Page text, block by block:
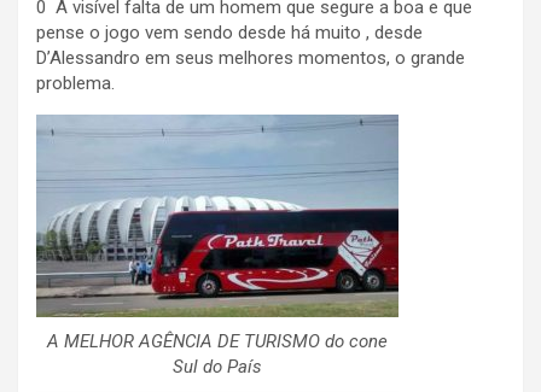
0 A visível falta de um homem que segure a boa e que
pense o jogo vem sendo desde há muito , desde
D’Alessandro em seus melhores momentos, o grande
problema.
A MELHOR AGÊNCIA DE TURISMO do cone
Sul do País